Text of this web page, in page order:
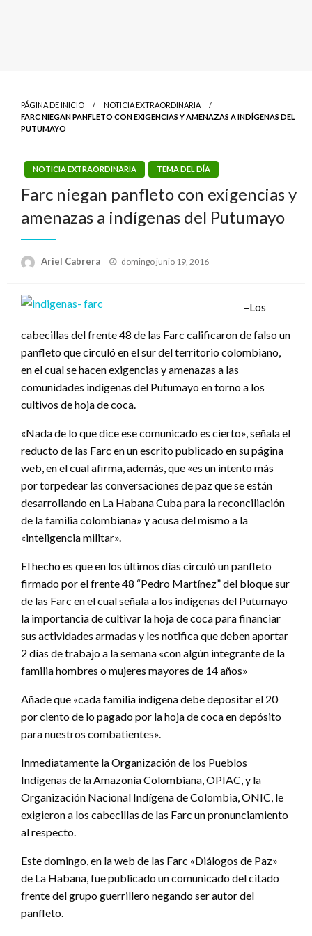
PÁGINA DE INICIO
NOTICIA EXTRAORDINARIA
FARC NIEGAN PANFLETO CON EXIGENCIAS Y AMENAZAS A INDÍGENAS DEL
PUTUMAYO
NOTICIA EXTRAORDINARIA TEMA DEL DÍA
Farc niegan panfleto con exigencias y
amenazas a indígenas del Putumayo
Ariel Cabrera
Publicado
domingo junio 19, 2016
–Los
cabecillas del frente 48 de las Farc calificaron de falso un
panfleto que circuló en el sur del territorio colombiano,
en el cual se hacen exigencias y amenazas a las
comunidades indígenas del Putumayo en torno a los
cultivos de hoja de coca.
«Nada de lo que dice ese comunicado es cierto», señala el
reducto de las Farc en un escrito publicado en su página
web, en el cual afirma, además, que «es un intento más
por torpedear las conversaciones de paz que se están
desarrollando en La Habana Cuba para la reconciliación
de la familia colombiana» y acusa del mismo a la
«inteligencia militar».
El hecho es que en los últimos días circuló un panfleto
firmado por el frente 48 “Pedro Martínez” del bloque sur
de las Farc en el cual señala a los indígenas del Putumayo
la importancia de cultivar la hoja de coca para financiar
sus actividades armadas y les notifica que deben aportar
2 días de trabajo a la semana «con algún integrante de la
familia hombres o mujeres mayores de 14 años»
Añade que «cada familia indígena debe depositar el 20
por ciento de lo pagado por la hoja de coca en depósito
para nuestros combatientes».
Inmediatamente la Organización de los Pueblos
Indígenas de la Amazonía Colombiana, OPIAC, y la
Organización Nacional Indígena de Colombia, ONIC, le
exigieron a los cabecillas de las Farc un pronunciamiento
al respecto.
Este domingo, en la web de las Farc «Diálogos de Paz»
de La Habana, fue publicado un comunicado del citado
frente del grupo guerrillero negando ser autor del
panfleto.